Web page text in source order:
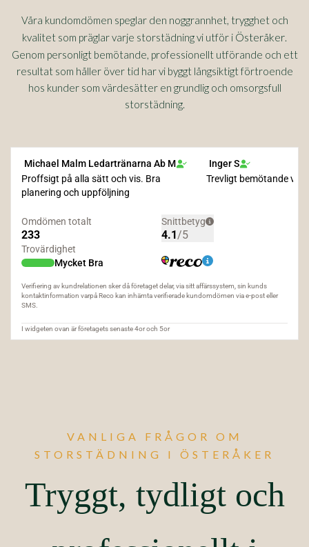
Våra kundomdömen speglar den noggrannhet, trygghet och
kvalitet som präglar varje storstädning vi utför i Österåker
Genom personligt bemötande, professionellt utförande och ett
resultat som håller över tid har vi byggt långsiktigt förtroende
hos kunder som värdesätter en grundlig och omsorgsfull
storstädning.
VANLIGA FRÅGOR OM
STORSTÄDNING I ÖSTERÅKER
Tryggt, tydligt och